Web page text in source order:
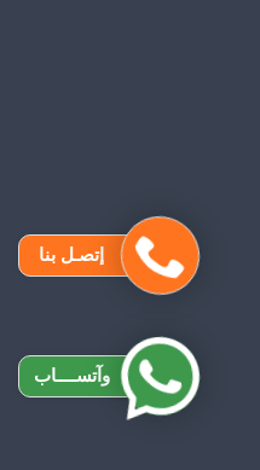
إتصـل بنا
وآتســــاب